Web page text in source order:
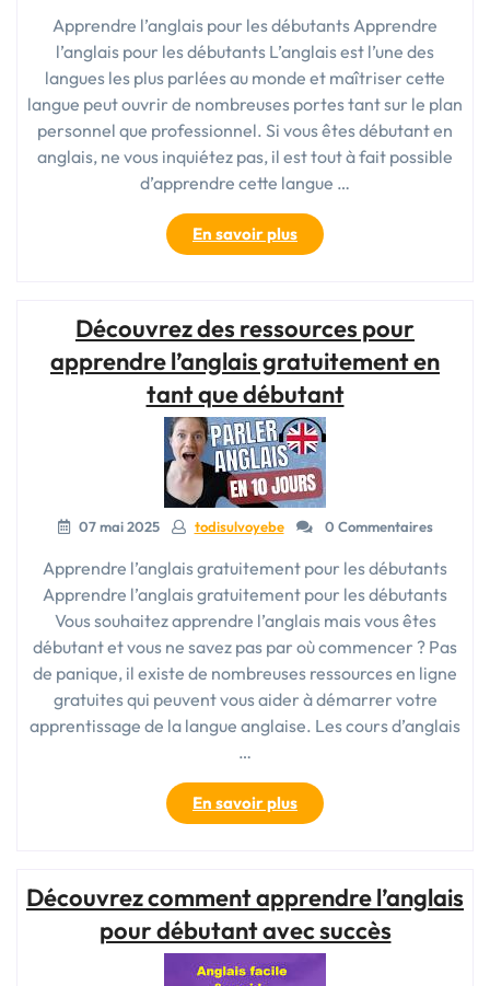
Apprendre l’anglais pour les débutants Apprendre
l’anglais pour les débutants L’anglais est l’une des
langues les plus parlées au monde et maîtriser cette
langue peut ouvrir de nombreuses portes tant sur le plan
personnel que professionnel. Si vous êtes débutant en
anglais, ne vous inquiétez pas, il est tout à fait possible
d’apprendre cette langue …
En savoir plus« Découvrez
comment
pour
les
débutants
de
manière
efficace »
Découvrez des ressources pour
apprendre l’anglais gratuitement en
tant que débutant
07 mai 2025 todisulvoyebe 0 Commentaires
Apprendre l’anglais gratuitement pour les débutants
Apprendre l’anglais gratuitement pour les débutants
Vous souhaitez apprendre l’anglais mais vous êtes
débutant et vous ne savez pas par où commencer ? Pas
de panique, il existe de nombreuses ressources en ligne
gratuites qui peuvent vous aider à démarrer votre
apprentissage de la langue anglaise. Les cours d’anglais
…
En savoir plus« Découvrez
des
apprendre
l’anglais
gratuitement
Découvrez comment apprendre l’anglais
pour débutant avec succès